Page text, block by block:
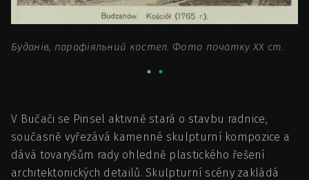
Буданів, парафіяльний костел. Фото початку ХХ ст.
V Bučači se Pinsel aktivně stará o stavbu radnice,
současně vyřezává kamenné skulpturní kompozice a
dává tovaryšům rady ohledně plastického řešení
architektonických detailů. Skulpturní scény zakládá